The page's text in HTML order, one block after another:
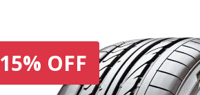
15% OFF